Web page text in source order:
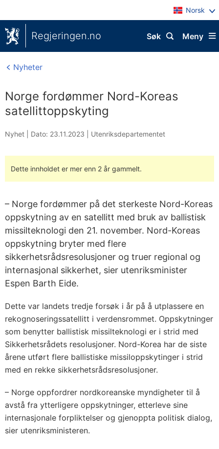
Norsk
Regjeringen.no Meny
Søk
Nyheter
Norge fordømmer Nord-Koreas
satellittoppskyting
Nyhet | Dato: 23.11.2023 Utenriksdepartementet
Dette innholdet er mer enn 2 år gammelt.
– Norge fordømmer på det sterkeste Nord-Koreas
oppskytning av en satellitt med bruk av ballistisk
missilteknologi den 21. november. Nord-Koreas
oppskytning bryter med flere
sikkerhetsrådsresolusjoner og truer regional og
internasjonal sikkerhet, sier utenriksminister
Espen Barth Eide.
Dette var landets tredje forsøk i år på å utplassere en
rekognoseringssatellitt i verdensrommet. Oppskytninger
som benytter ballistisk missilteknologi er i strid med
Sikkerhetsrådets resolusjoner. Nord-Korea har de siste
årene utført flere ballistiske missiloppskytinger i strid
med en rekke sikkerhetsrådsresolusjoner.
– Norge oppfordrer nordkoreanske myndigheter til å
avstå fra ytterligere oppskytninger, etterleve sine
internasjonale forpliktelser og gjenoppta politisk dialog,
sier utenriksministeren.